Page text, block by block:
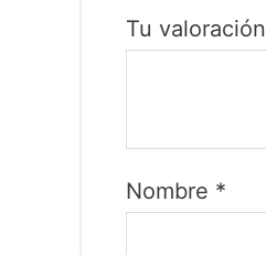
Tu valoración
Nombre *